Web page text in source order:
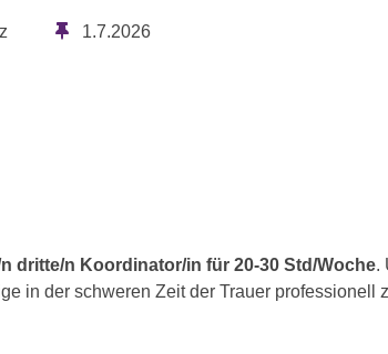
1.7.2026
dritte/n Koordinator/in für 20-30 Std/Woche.
in der schweren Zeit der Trauer professionell